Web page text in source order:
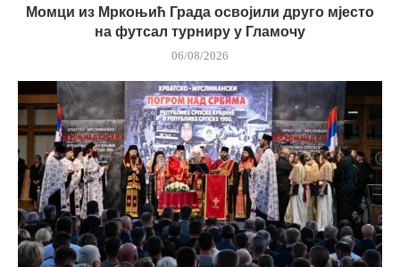
Момци из Мркоњић Града освојили друго мјесто
на футсал турниру у Гламочу
06/08/2026